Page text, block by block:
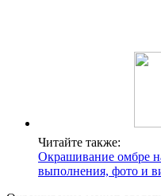
Читайте также:
Окрашивание омбре
выполнения, фото и